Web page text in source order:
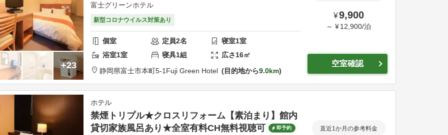
+23
富士グリーンホテル
新型コロナウイルス対策あり
個室 定員2名 寝室1室
浴室1室 寝具1組 広さ16㎡
静岡県富士市本町5-1 Fuji Green Hotel 目的地から9.0km
¥9,900
～ ¥ 12,900/泊
空室確認
ホテル
禁煙トリプル★クロスリフォーム【素泊まり】館内
貸切家族風呂あり★全室有料CH無料視聴可
即予約 直近1か月の参考料金